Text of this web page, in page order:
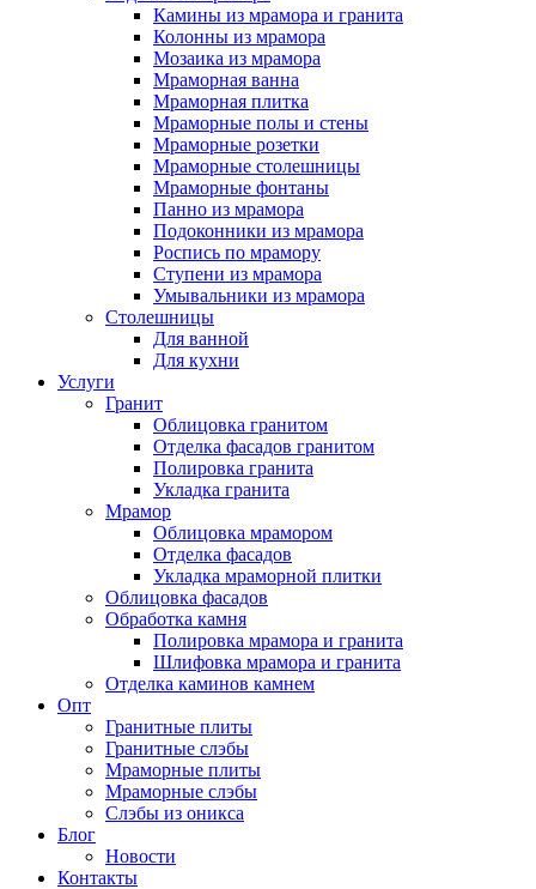
Камины из мрамора и гранита
Колонны из мрамора
Мозаика из мрамора
Мраморная ванна
Мраморная плитка
Мраморные полы и стены
Мраморные розетки
Мраморные столешницы
Мраморные фонтаны
Панно из мрамора
Подоконники из мрамора
Роспись по мрамору
Ступени из мрамора
Умывальники из мрамора
Столешницы
Для ванной
Для кухни
Услуги
Гранит
Облицовка гранитом
Отделка фасадов гранитом
Полировка гранита
Укладка гранита
Мрамор
Облицовка мрамором
Отделка фасадов
Укладка мраморной плитки
Облицовка фасадов
Обработка камня
Полировка мрамора и гранита
Шлифовка мрамора и гранита
Отделка каминов камнем
Опт
Гранитные плиты
Гранитные слэбы
Мраморные плиты
Мраморные слэбы
Слэбы из оникса
Блог
Новости
Контакты